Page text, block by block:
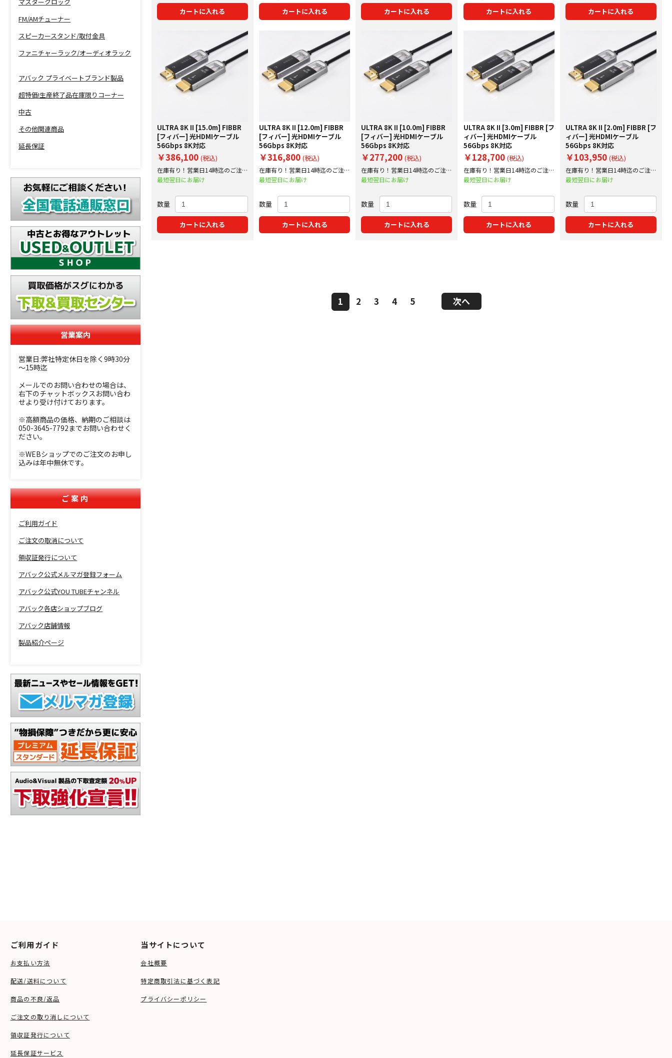
FM/AMチューナー
スピーカースタンド/取付金具
ファニチャーラック/オーディオラック
アバック プライベートブランド製品
超特価!生産終了品在庫限りコーナー
中古
その他関連商品
延長保証
営業案内
営業日:弊社特定休日を除く9時30分
～15時迄
メールでのお問い合わせの場合は、
右下のチャットボックスお問い合わ
せより受け付けております。
※高額商品の価格、納期のご相談は
050-3645-7792までお問い合わせく
ださい。
※WEBショップでのご注文のお申し
込みは年中無休です。
ご案内
ご利用ガイド
ご注文の取消について
領収証発行について
アバック公式メルマガ登録フォーム
アバック公式YOU TUBEチャンネル
アバック各店ショップブログ
アバック店舗情報
製品紹介ページ
カートに入れる カートに入れる カートに入れる カートに入れる カートに入れる
ULTRA 8K II [15.0m] FIBBR
[フィバー] 光HDMIケーブル
56Gbps 8K対応
￥386,100 (税込)
在庫有り！営業日14時迄のご注文
で即日出荷！
最短翌日にお届け
数量
カートに入れる
ULTRA 8K II [12.0m] FIBBR
[フィバー] 光HDMIケーブル
56Gbps 8K対応
￥316,800 (税込)
在庫有り！営業日14時迄のご注文
で即日出荷！
最短翌日にお届け
数量
カートに入れる
ULTRA 8K II [10.0m] FIBBR
[フィバー] 光HDMIケーブル
56Gbps 8K対応
￥277,200(税込)
在庫有り！営業日14時迄のご注文
で即日出荷！
最短翌日にお届け
数量
カートに入れる
ULTRA 8K II [3.0m] FIBBR [フ
ィバー] 光HDMIケーブル
56Gbps 8K対応
￥128,700 (税込)
在庫有り！営業日14時迄のご注文
で即日出荷！
最短翌日にお届け
数量
カートに入れる
ULTRA 8K II [2.0m] FIBBR [フ
ィバー] 光HDMIケーブル
56Gbps 8K対応
￥103,950 (税込)
在庫有り！営業日14時迄のご注文
で即日出荷！
最短翌日にお届け
数量
カートに入れる
1 2 3 4 5 次へ
ご利用ガイド
お支払い方法
配送/送料について
商品の不良/返品
ご注文の取り消しについて
領収証発行について
延長保証サービス
当サイトについて
会社概要
特定商取引法に基づく表記
プライバシーポリシー